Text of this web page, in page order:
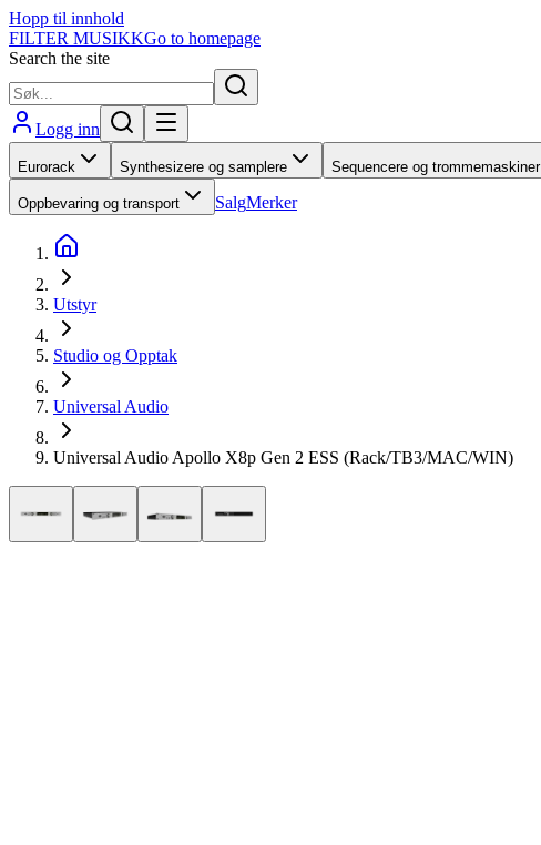
Hopp til innhold
FILTER MUSIKKGo to homepage
Search the site
Logg inn
Eurorack Synthesizere og samplere Sequencere og trommemaskiner
Oppbevaring og transport SalgMerker
Utstyr
Studio og Opptak
Universal Audio
Universal Audio Apollo X8p Gen 2 ESS (Rack/TB3/MAC/WIN)